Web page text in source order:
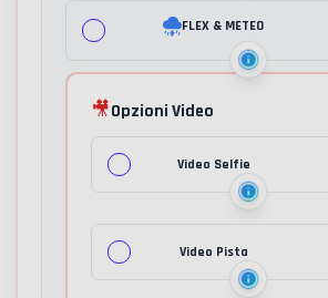
FLEX & METEO
🎥Opzioni Video
Video Selfie
Video Pista